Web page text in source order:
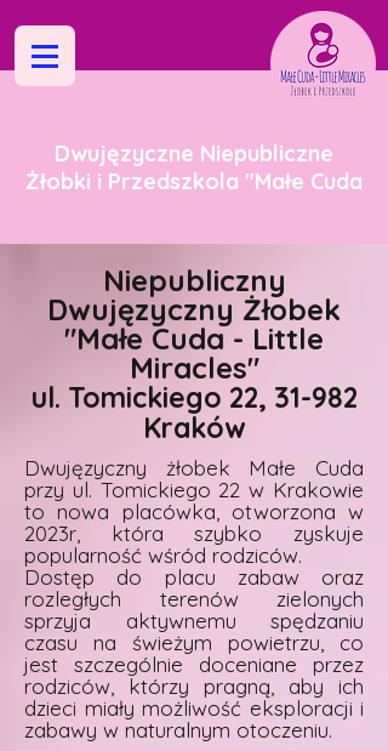
Dwujęzyczne Niepubliczne
Żłobki i Przedszkola "Małe Cuda
Niepubliczny
Dwujęzyczny Żłobek
"Małe Cuda - Little
Miracles"
ul. Tomickiego 22, 31-982
Kraków
Dwujęzyczny żłobek Małe Cuda
przy ul. Tomickiego 22 w Krakowie
to nowa placówka, otworzona w
2023r, która szybko zyskuje
popularność wśród rodziców.
Dostęp do placu zabaw oraz
rozległych terenów zielonych
sprzyja aktywnemu spędzaniu
czasu na świeżym powietrzu, co
jest szczególnie doceniane przez
rodziców, którzy pragną, aby ich
dzieci miały możliwość eksploracji i
zabawy w naturalnym otoczeniu.